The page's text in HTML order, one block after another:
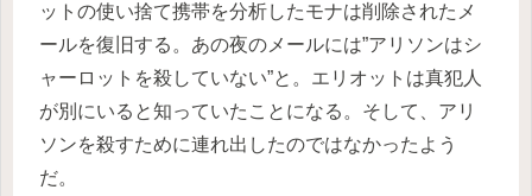
ットの使い捨て携帯を分析したモナは削除されたメ
ールを復旧する。あの夜のメールには”アリソンはシ
ャーロットを殺していない”と。エリオットは真犯人
が別にいると知っていたことになる。そして、アリ
ソンを殺すために連れ出したのではなかったよう
だ。